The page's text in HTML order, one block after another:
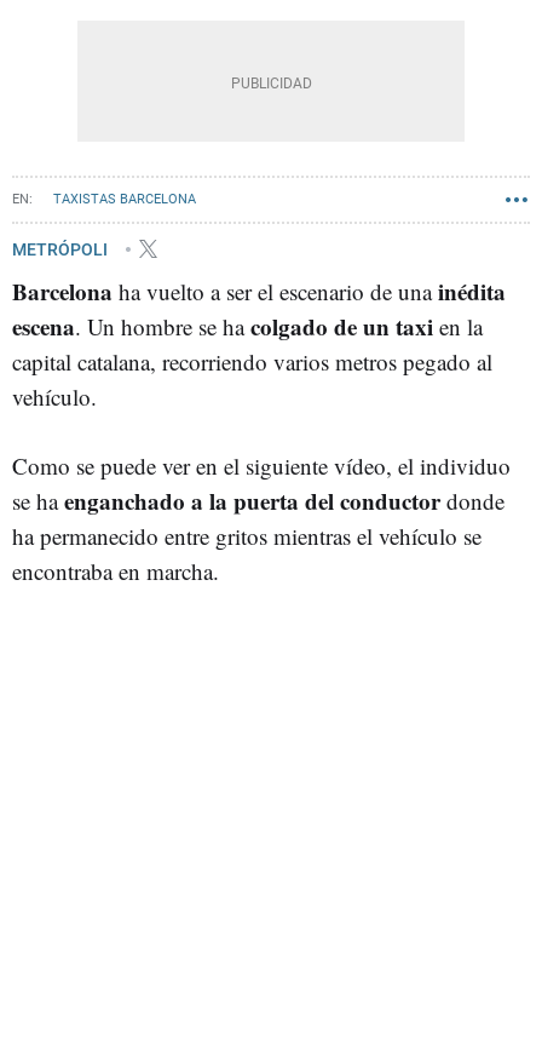
TAXISTAS BARCELONA
METRÓPOLI
Barcelona ha vuelto a ser el escenario de unainédita
escena. Un hombre se hacolgado de un taxi en la
capital catalana, recorriendo varios metros pegado al
vehículo.
Como se puede ver en el siguiente vídeo, el individuo
se haenganchado a la puerta del conductordonde
ha permanecido entre gritos mientras el vehículo se
encontraba en marcha.